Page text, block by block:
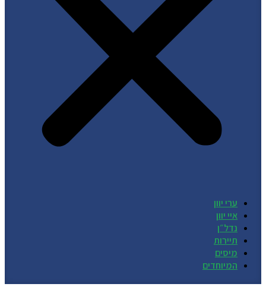
ערי יוון
איי יוון
נדל״ן
תיירות
מיסים
המיוחדים